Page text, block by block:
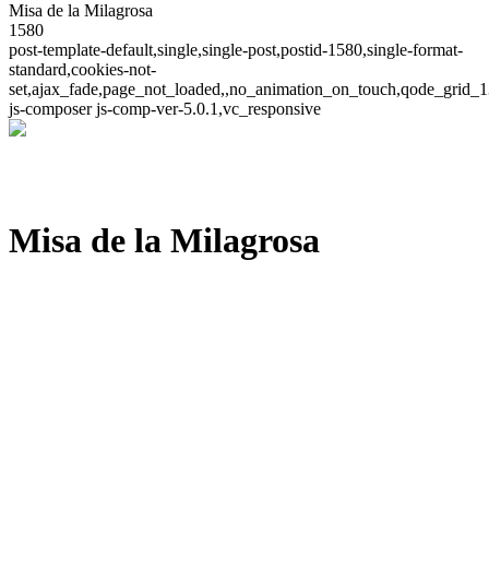
Misa de la Milagrosa
1580
post-template-default,single,single-post,postid-1580,single-format-
standard,cookies-not-
js-composer js-comp-ver-5.0.1,vc_responsive
Misa de la Milagrosa